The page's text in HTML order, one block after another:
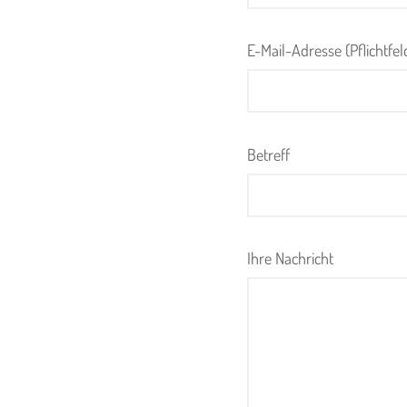
E-Mail-Adresse
Betreff
Ihre Nachricht